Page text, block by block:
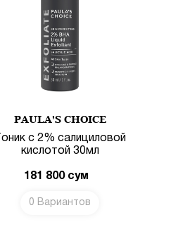
PAULA'S CHOICE
с 2% салициловой
кислотой 30мл
181 800сум
0 Вариантов